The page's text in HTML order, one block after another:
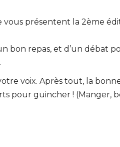
présentent la 2ème
bon repas, et d’un débat
voix. Après tout, la
pour guincher ! (Manger,